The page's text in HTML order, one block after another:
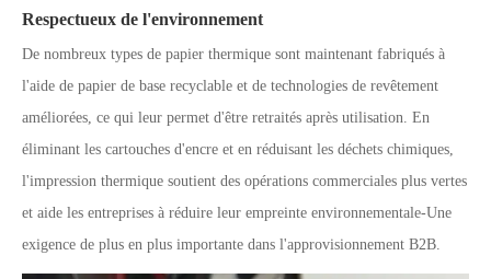
Respectueux de l'environnement
De nombreux types de papier thermique sont maintenant fabriqués à
l'aide de papier de base recyclable et de technologies de revêtement
améliorées, ce qui leur permet d'être retraités après utilisation. En
éliminant les cartouches d'encre et en réduisant les déchets chimiques,
l'impression thermique soutient des opérations commerciales plus vertes
et aide les entreprises à réduire leur empreinte environnementale-Une
exigence de plus en plus importante dans l'approvisionnement B2B.